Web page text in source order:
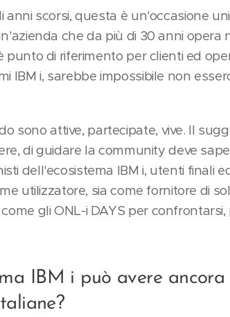
anni scorsi, questa è un'occasione
che da più di 30 anni opera
punto di riferimento per clienti ed
IBM i, sarebbe impossibile non
sono attive, partecipate, vive. Il
di guidare la community deve
dell'ecosistema IBM i, utenti finali
utilizzatore, sia come fornitore di
gli ONL-i DAYS per
IBM i può avere ancora